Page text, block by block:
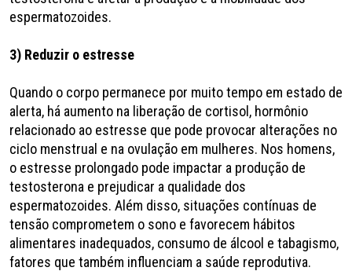
espermatozoides.
3) Reduzir o estresse
Quando o corpo permanece por muito tempo em estado de
alerta, há aumento na liberação de cortisol, hormônio
relacionado ao estresse que pode provocar alterações no
ciclo menstrual e na ovulação em mulheres. Nos homens,
o estresse prolongado pode impactar a produção de
testosterona e prejudicar a qualidade dos
espermatozoides. Além disso, situações contínuas de
tensão comprometem o sono e favorecem hábitos
alimentares inadequados, consumo de álcool e tabagismo,
fatores que também influenciam a saúde reprodutiva.